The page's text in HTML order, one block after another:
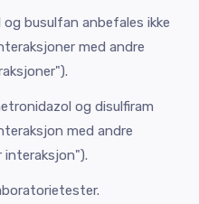
busulfan anbefales ikke
med andre
og disulfiram
med andre
interaksjon").